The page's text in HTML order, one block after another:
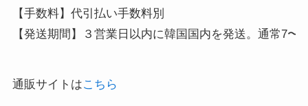
【手数料】代引払い手数料別
【発送期間】３営業日以内に韓国国内を発送。通常7〜
通販サイトはこちら